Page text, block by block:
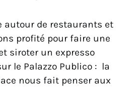
autour de restaurants et
profité pour faire une
siroter un expresso
le Palazzo Publico : la
nous fait penser aux